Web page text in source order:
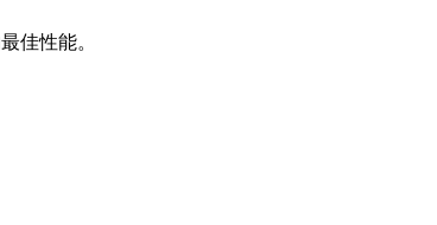
佳性能。